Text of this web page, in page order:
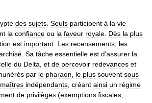
des sujets Seuls participent à la vie
la confiance ou la faveur royale Dès la plus
est important Les recensements les
Sa tâche essentielle est d’assurer la
du Delta et de percevoir redevances et
par le pharaon le plus souvent sous
maîtres indépendants créant ainsi un régime
de privilèges (exemptions fiscales